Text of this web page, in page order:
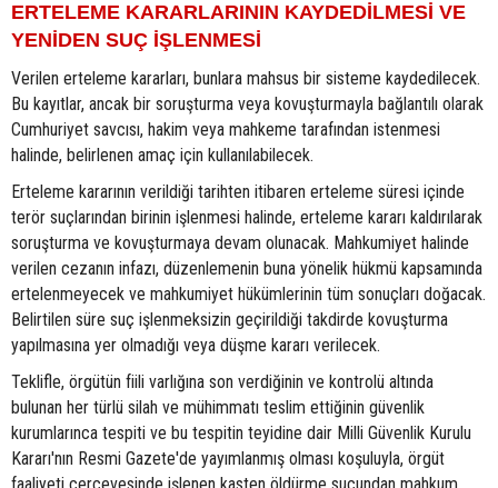
ERTELEME KARARLARININ KAYDEDİLMESİ VE
YENİDEN SUÇ İŞLENMESİ
Verilen erteleme kararları, bunlara mahsus bir sisteme kaydedilecek.
Bu kayıtlar, ancak bir soruşturma veya kovuşturmayla bağlantılı olarak
Cumhuriyet savcısı, hakim veya mahkeme tarafından istenmesi
halinde, belirlenen amaç için kullanılabilecek.
Erteleme kararının verildiği tarihten itibaren erteleme süresi içinde
terör suçlarından birinin işlenmesi halinde, erteleme kararı kaldırılarak
soruşturma ve kovuşturmaya devam olunacak. Mahkumiyet halinde
verilen cezanın infazı, düzenlemenin buna yönelik hükmü kapsamında
ertelenmeyecek ve mahkumiyet hükümlerinin tüm sonuçları doğacak.
Belirtilen süre suç işlenmeksizin geçirildiği takdirde kovuşturma
yapılmasına yer olmadığı veya düşme kararı verilecek.
Teklifle, örgütün fiili varlığına son verdiğinin ve kontrolü altında
bulunan her türlü silah ve mühimmatı teslim ettiğinin güvenlik
kurumlarınca tespiti ve bu tespitin teyidine dair Milli Güvenlik Kurulu
Kararı'nın Resmi Gazete'de yayımlanmış olması koşuluyla, örgüt